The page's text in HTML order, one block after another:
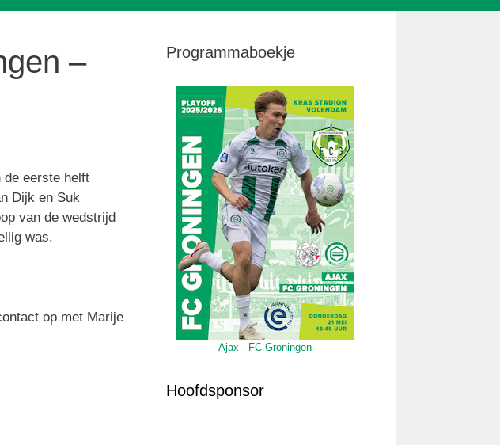
–
de eerste helft
Dijk en Suk
van de wedstrijd
was.
op met Marije
Programmaboekje
Ajax - FC Groningen
Hoofdsponsor